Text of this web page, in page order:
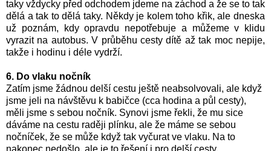
taky vždycky před odchodem jdeme na záchod a že se to tak
dělá a tak to dělá taky. Někdy je kolem toho křik, ale dneska
už poznám, kdy opravdu nepotřebuje a můžeme v klidu
vyrazit na autobus. V průběhu cesty dítě až tak moc nepije,
takže i hodinu i déle vydrží.
6. Do vlaku nočník
Zatím jsme žádnou delší cestu ještě neabsolvovali, ale když
jsme jeli na návštěvu k babičce (cca hodina a půl cesty),
měli jsme s sebou nočník. Synovi jsme řekli, že mu sice
dáváme na cestu raději plínku, ale že máme se sebou
nočníček, že se může když tak vyčurat ve vlaku. Na to